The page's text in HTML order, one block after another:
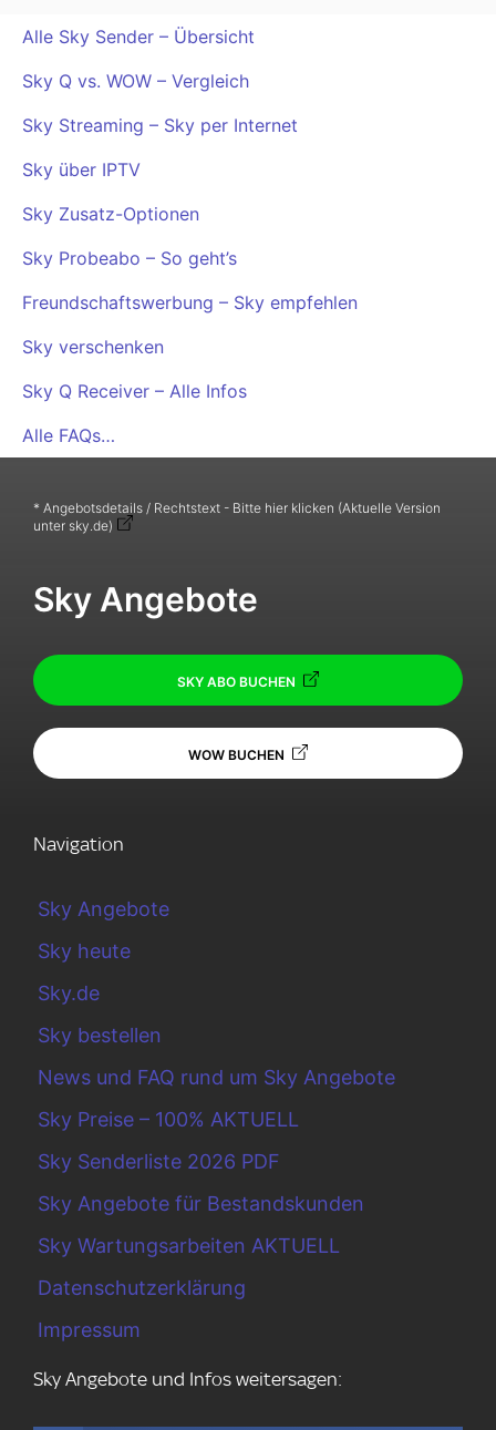
Alle Sky Sender – Übersicht
Sky Q vs. WOW – Vergleich
Sky Streaming – Sky per Internet
Sky über IPTV
Sky Zusatz-Optionen
Sky Probeabo – So geht’s
Freundschaftswerbung – Sky empfehlen
Sky verschenken
Sky Q Receiver – Alle Infos
Alle FAQs…
* Angebotsdetails / Rechtstext - Bitte hier klicken (Aktuelle Version
unter sky.de)
Sky Angebote
SKY ABO BUCHEN
WOW BUCHEN
Navigation
Sky Angebote
Sky heute
Sky.de
Sky bestellen
News und FAQ rund um Sky Angebote
Sky Preise – 100% AKTUELL
Sky Senderliste 2026 PDF
Sky Angebote für Bestandskunden
Sky Wartungsarbeiten AKTUELL
Datenschutzerklärung
Impressum
Sky Angebote und Infos weitersagen: